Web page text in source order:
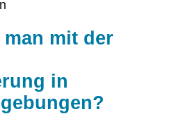
mit der
in